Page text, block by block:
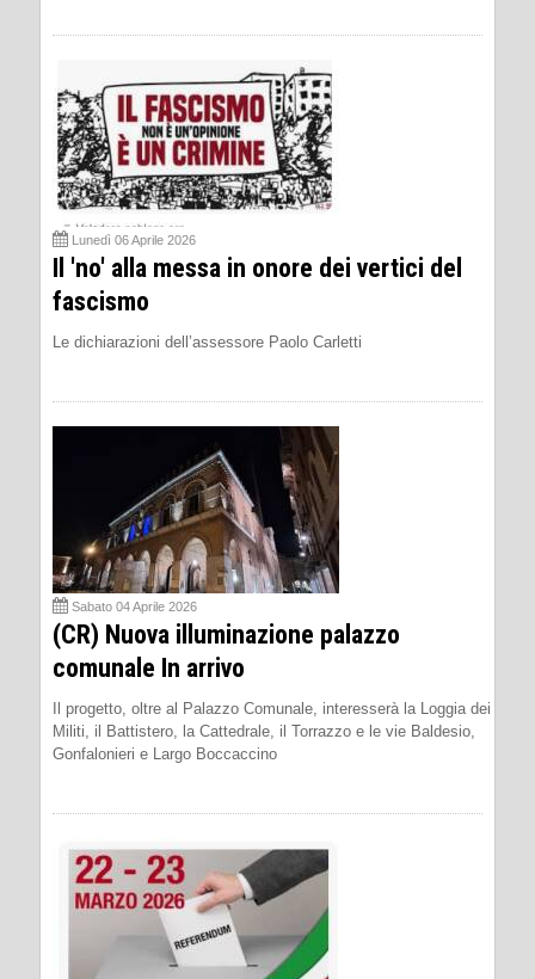
Lunedì 06 Aprile 2026
Il 'no' alla messa in onore dei vertici del
fascismo
Le dichiarazioni dell’assessore Paolo Carletti
Sabato 04 Aprile 2026
(CR) Nuova illuminazione palazzo
comunale In arrivo
Il progetto, oltre al Palazzo Comunale, interesserà la Loggia dei
Militi, il Battistero, la Cattedrale, il Torrazzo e le vie Baldesio,
Gonfalonieri e Largo Boccaccino